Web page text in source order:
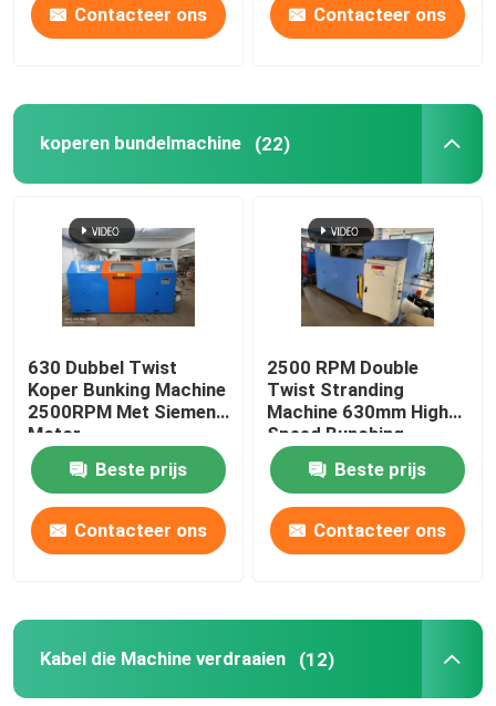
Contacteer ons Contacteer ons
koperen bundelmachine (22)
630 Dubbel Twist
Koper Bunking Machine
2500RPM Met Siemens
Motor
Beste prijs
Contacteer ons
2500 RPM Double
Twist Stranding
Machine 630mm High
Speed Bunching
Machine
Beste prijs
Contacteer ons
Kabel die Machine verdraaien (12)